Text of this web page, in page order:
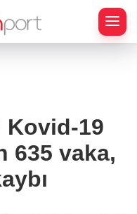
Kovid-19
635 vaka,